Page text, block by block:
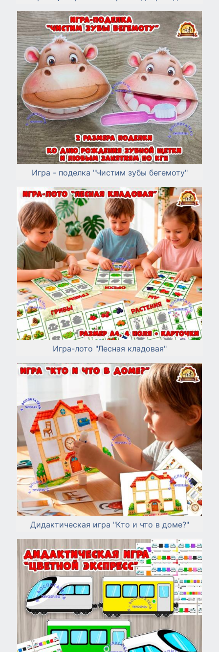
Игра - поделка "Чистим зубы бегемоту"
Игра-лото "Лесная кладовая"
Дидактическая игра "Кто и что в доме?"